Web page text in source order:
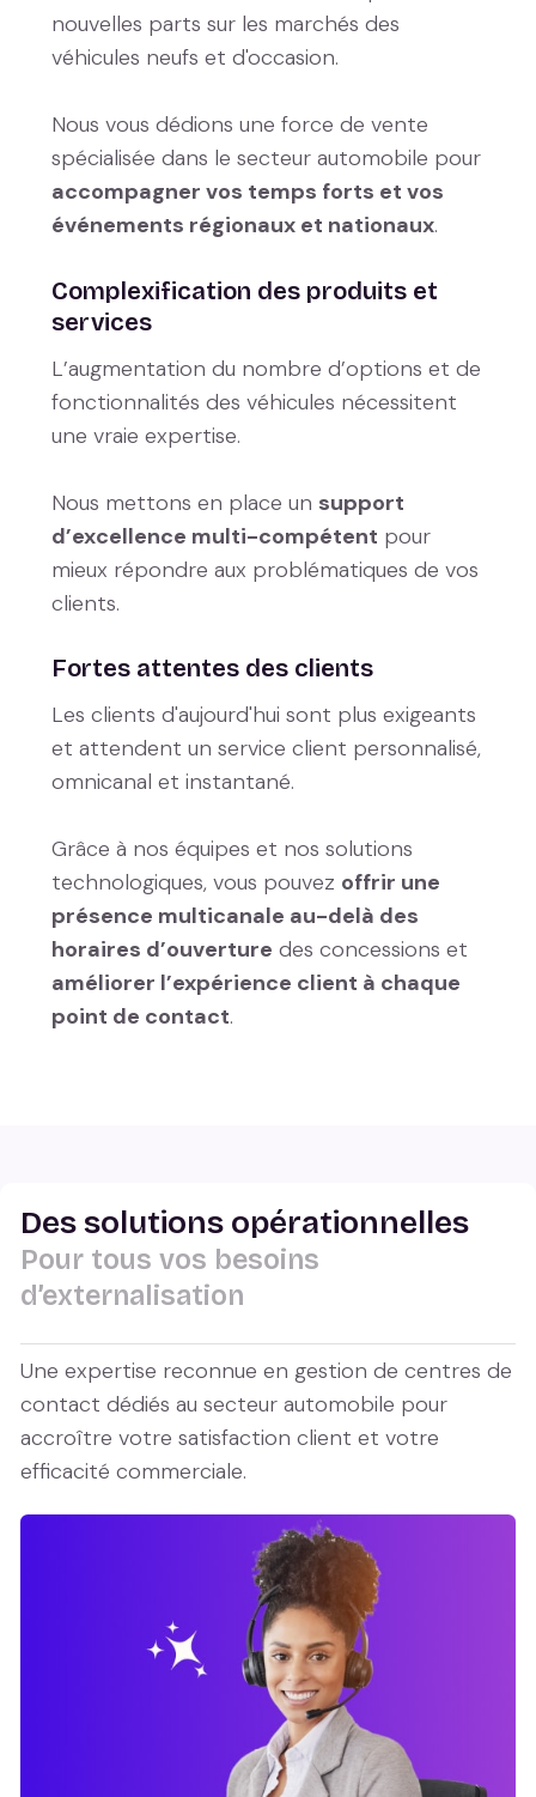
nouvelles parts sur les marchés des
véhicules neufs et d'occasion.
Nous vous dédions une force de vente
spécialisée dans le secteur automobile pour
accompagner vos temps forts et vos
événements régionaux et nationaux.
Complexification des produits et
services
L’augmentation du nombre d’options et de
fonctionnalités des véhicules nécessitent
une vraie expertise.
Nous mettons en place un support
d’excellence multi-compétent pour
mieux répondre aux problématiques de vos
clients.
Fortes attentes des clients
Les clients d'aujourd'hui sont plus exigeants
et attendent un service client personnalisé,
omnicanal et instantané.
Grâce à nos équipes et nos solutions
technologiques, vous pouvez offrir une
présence multicanale au-delà des
horaires d’ouverture des concessions et
améliorer l’expérience client à chaque
point de contact.
Des solutions opérationnelles
Pour tous vos besoins
d’externalisation
Une expertise reconnue en gestion de centres de
contact dédiés au secteur automobile pour
accroître votre satisfaction client et votre
efficacité commerciale.